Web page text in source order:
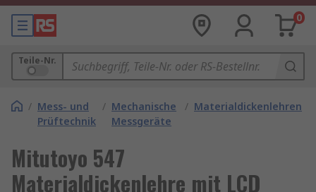
0
Teile-Nr.
/ Mess- und
Prüftechnik
/ Mechanische
Messgeräte
/ Materialdickenlehren
Mitutoyo 547
Materialdickenlehre mit LCD